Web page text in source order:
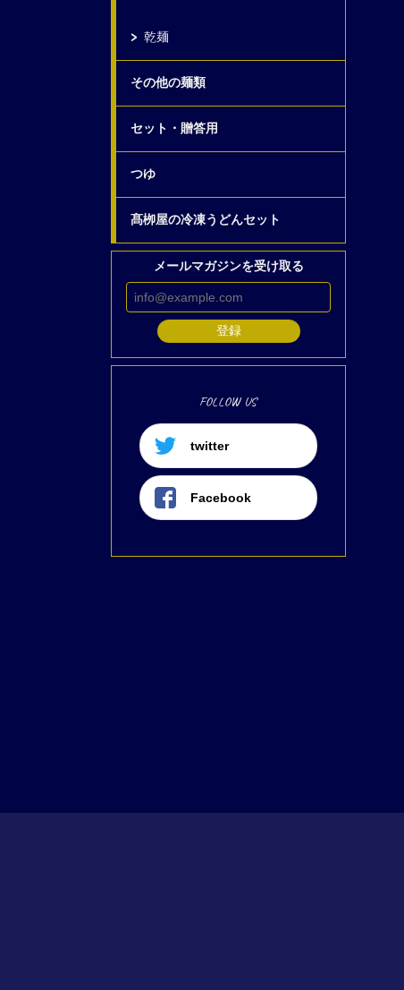
乾麺
その他の麺類
セット・贈答用
つゆ
髙栁屋の冷凍うどんセット
メールマガジンを受け取る
登録
FOLLOW US
twitter
Facebook